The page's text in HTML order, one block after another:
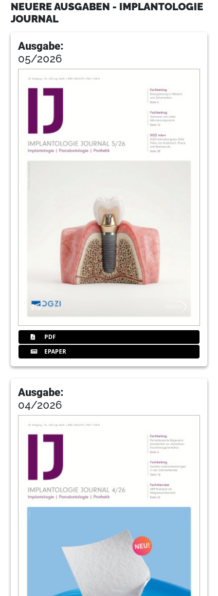
Faktoren auf den Implantaterfolg
Univ.-Prof. Dr. Dr. Wolf-Dieter Grimm, Dr. Richard
15Dentsply Sirona Deutschland GmbH | Impla
Vertriebsgesellschaft mbH
Septodont GmbH
30Augmentation eines komplexen
Knochendefekts
Sinusbodenaugmentation mit
Osseodensification-Technik
Prof. Dr. Dr. Florian Stelzle
Dentalpoint AG
Interview: Flexibel und zeitgemäß
fortbilden
42DGZI intern: Mitgliedsantrag
Redaktion
DGZI - Deutsche Gesellschaft für
Zahnärztliche Implantologie e.V.
44
Redaktion
Möglichkeiten
Redaktion
Interview: Kompetenz fokussiert auf
Biomaterialien
Dr. Mike Barbeck im Gespräch
60Begeisterte Teilnehmer beim PEERS
„The Bone sets the Tone and the Tissue is
the Issue“
NEUERE AUSGABEN - IMPLANTOLOGIE
JOURNAL
Ausgabe:
05/2026
PDF
EPAPER
Ausgabe:
04/2026